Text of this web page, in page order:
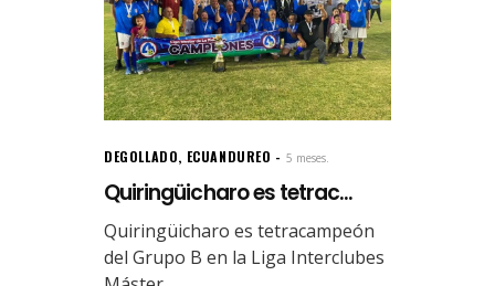
DEGOLLADO, ECUANDUREO 5 meses.
Quiringüicharo es tetrac...
Quiringüicharo es tetracampeón
del Grupo B en la Liga Interclubes